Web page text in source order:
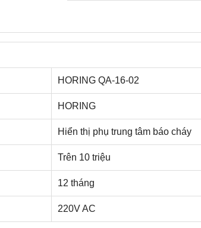
HORING QA-16-02
HORING
Hiển thị phụ trung tâm báo cháy
Trên 10 triệu
12 tháng
220V AC